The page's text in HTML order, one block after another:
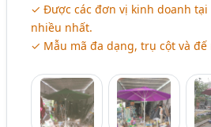
✓ Được các đơn vị kinh doanh
nhiều nhất.
✓ Mẫu mã đa dạng, trụ cột và đế